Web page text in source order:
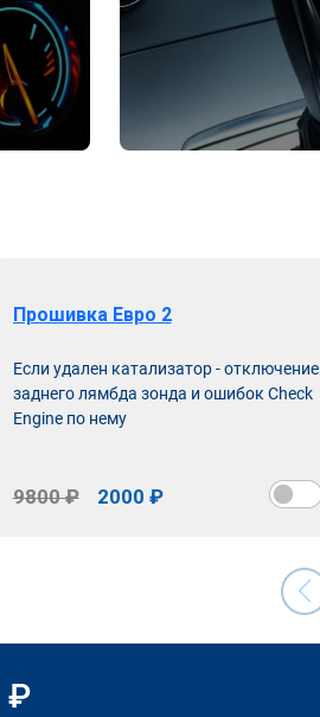
Прошивка Евро 2
Если удален катализатор - отключение
заднего лямбда зонда и ошибок Check
Engine по нему
9800 ₽ 2000 ₽
₽